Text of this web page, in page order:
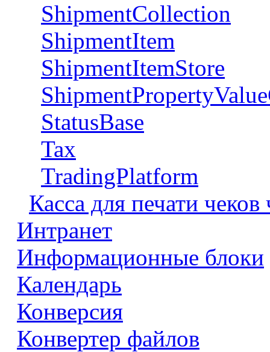
ShipmentCollection
ShipmentItem
ShipmentItemStore
StatusBase
Tax
TradingPlatform
Касса для печати
Интранет
Информационные блоки
Календарь
Конверсия
Конвертер файлов